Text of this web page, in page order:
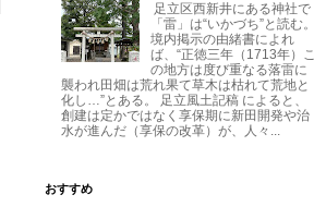
足立区西新井にある神社で
「雷」は“いかづち”と読む。
境内掲示の由緒書によれ
ば、“正徳三年（1713年）こ
の地方は度び重なる落雷に
襲われ田畑は荒れ果て草木は枯れて荒地と
化し…”とある。 足立風土記稿 によると、
創建は定かではなく享保期に新田開発や治
水が進んだ（享保の改革）が、人々...
おすすめ